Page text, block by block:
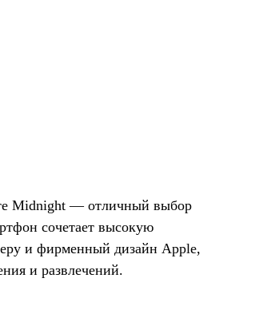
Midnight — отличный выбор
сочетает высокую
и фирменный дизайн Apple,
и развлечений.